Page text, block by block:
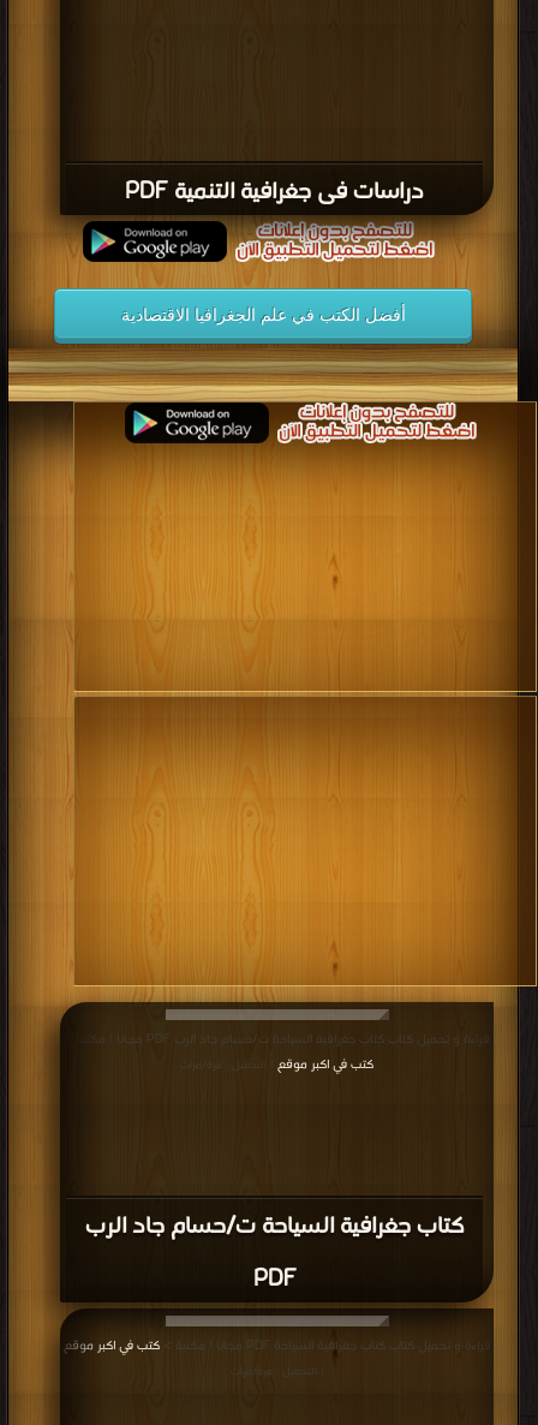
دراسات فى جغرافية التنمية PDF
أفضل الكتب في علم الجغرافيا الاقتصادية
كتاب جغرافية السياحة ت/حسام جاد الرب
PDF
قراءة و تحميل كتاب كتاب جغرافية السياحة ت/حسام جاد الرب PDF مجانا | مكتبة >
كتب في اكبر موقع
| التحميل : مرة/مرات
قراءة و تحميل كتاب كتاب جغرافية السياحة PDF مجانا | مكتبة > كتب في اكبر موقع
| التحميل : مرة/مرات